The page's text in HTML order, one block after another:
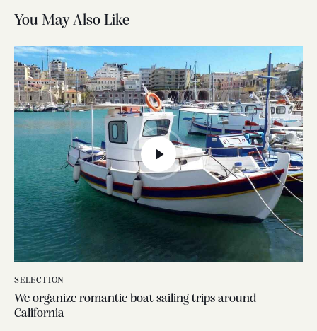
You May Also Like
SELECTION
We organize romantic boat sailing trips around
California